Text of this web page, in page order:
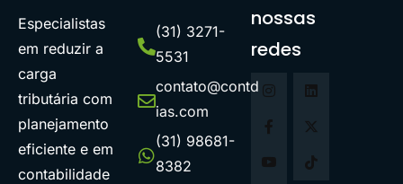
Especialistas
em reduzir a
carga
tributária com
planejamento
eficiente e em
contabilidade
(31) 3271-
5531
contato@contd
ias.com
(31) 98681-
8382
nossas
redes